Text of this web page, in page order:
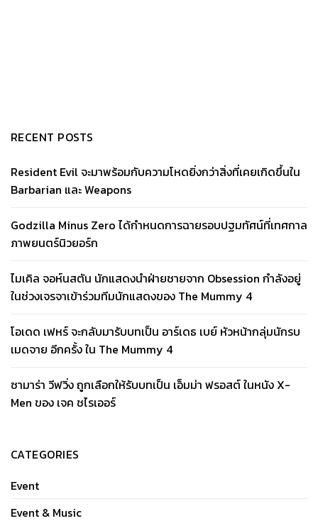
RECENT POSTS
Resident Evil จะมาพร้อมกับความโหดยิ่งกว่าสิ่งที่เคยเกิดขึ้นใน
Barbarian และ Weapons
Godzilla Minus Zero ได้กำหนดการฉายรอบปฐมทัศน์ที่เทศกาล
ภาพยนตร์นิวยอร์ก
ไมเคิล จอห์นสตัน นักแสดงนำฝ่ายชายจาก Obsession กำลังอยู่
ในช่วงเจรจาเข้าร่วมทีมนักแสดงของ The Mummy 4
โอเดด เฟหร์ จะกลับมารับบทเป็น อาร์เดธ เบย์ หัวหน้ากลุ่มนักรบ
เมดจาย อีกครั้ง ใน The Mummy 4
ซามาร่า วีฟวิ่ง ถูกเลือกให้รับบทเป็น เอ็มม่า ฟรอสต์ ในหนัง X-
Men ของ เจค ชไรเออร์
CATEGORIES
Event
Event & Music